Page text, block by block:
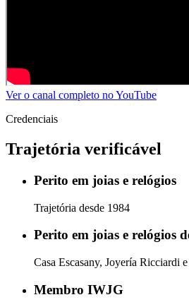
Ver o canal completo no YouTube
Credenciais
Trajetória verificável
Perito em joias e relógios
Trajetória desde 1984
Perito em joias e relógios
Casa Escasany, Joyería Ricciardi
Membro IWJG